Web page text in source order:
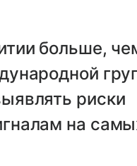
больше,
риски
на